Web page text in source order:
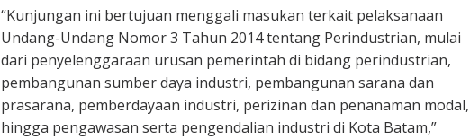
“Kunjungan ini bertujuan menggali masukan terkait pelaksanaan
Undang-Undang Nomor 3 Tahun 2014 tentang Perindustrian, mulai
dari penyelenggaraan urusan pemerintah di bidang perindustrian,
pembangunan sumber daya industri, pembangunan sarana dan
prasarana, pemberdayaan industri, perizinan dan penanaman modal,
hingga pengawasan serta pengendalian industri di Kota Batam,”